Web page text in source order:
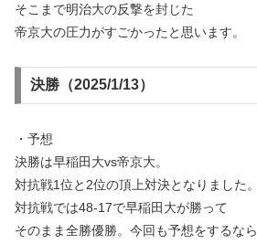
そこまで明治大の反撃を封じた
帝京大の圧力がすごかったと思います。
決勝（2025/1/13）
・予想
決勝は早稲田大vs帝京大。
対抗戦1位と2位の頂上対決となりました。
対抗戦では48-17で早稲田大が勝って
そのまま全勝優勝。今回も予想をするなら